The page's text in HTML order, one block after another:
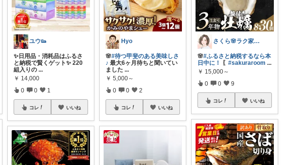
ユウ👟
✨日用品・消耗品はふるさ
と納税で賢くゲット✨ 220
組入りの ...
￥ 14,000
0 0 1
コレ いいね
Hyo
🌸#待つ甲斐のある美味しさ
♪ 最大6ヶ月待ちと聞いてい
ました ...
￥ 5,000～
0 0 2
コレ いいね
さくら🌸ラク家事&便利な生活雑貨🏠️
🌸#ふるさと納税するなら本
日中に！
〖#sakuraroom ...
￥ 15,000～
0 0 9
コレ いいね